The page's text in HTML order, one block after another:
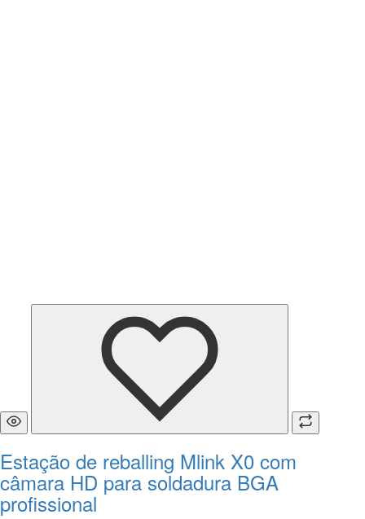
Estação de reballing Mlink X0 com
câmara HD para soldadura BGA
profissional